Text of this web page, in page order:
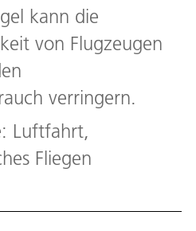
kann die
von Flugzeugen
verringern.
Luftfahrt,
Fliegen